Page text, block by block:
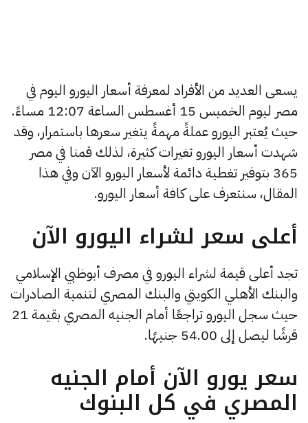
يسعى العديد من الأفراد لمعرفة أسعار اليورو اليوم في
مصر ليوم الخميس 15 أغسطس الساعة 12:07 مساءً.
حيث يُعتبر اليورو عملةً مهمةً يتغير سعرها باستمرار، وقد
شهدت أسعار اليورو تغيرات كثيرة، لذلك قمنا في مصر
365 بتوفير تغطية دائمة لأسعار اليورو الآن وفي هذا
المقال، سنتعرف على كافة أسعار اليورو.
أعلى سعر لشراء اليورو الآن
تجد أعلى قيمة لشراء اليورو في مصرف أبوظبي الإسلامي
والبنك الأهلي الكويتي والبنك المصري لتنمية الصادرات
حيث سجل اليورو تراجعًا أمام الجنيه المصري بقيمة 21
قرشًا ليصل إلى 54.00 جنيهًا.
سعر يورو الآن أمام الجنيه
المصري في كل البنوك